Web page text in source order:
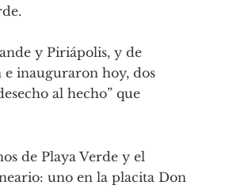
y Piriápolis, y de
e inauguraron hoy, dos
al hecho” que
de Playa Verde y el
uno en la placita Don